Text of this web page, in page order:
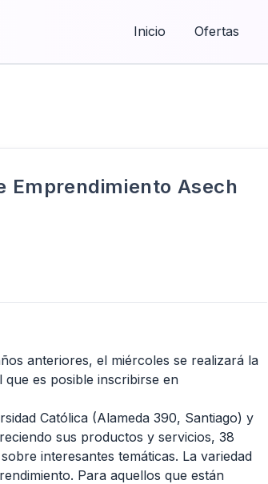
Inicio Ofertas
Emprendimiento Asech
anteriores, el miércoles se realizará la
es posible inscribirse en
Católica (Alameda 390, Santiago) y
sus productos y servicios, 38
interesantes temáticas. La variedad
Para aquellos que están